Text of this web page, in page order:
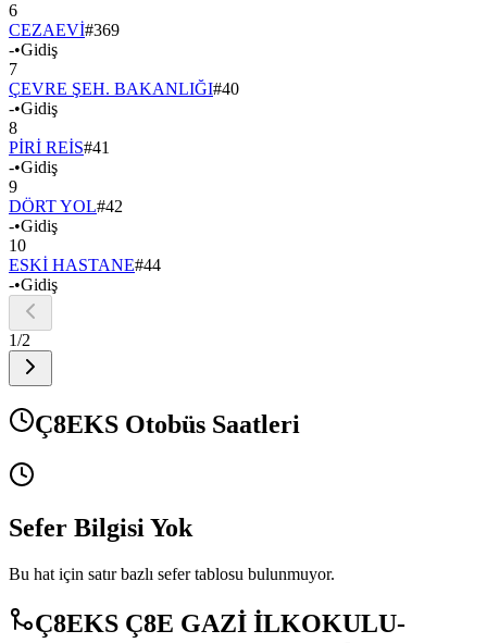
6
CEZAEVİ#369
-•Gidiş
7
ÇEVRE ŞEH. BAKANLIĞI#40
-•Gidiş
8
PİRİ REİS#41
-•Gidiş
9
DÖRT YOL#42
-•Gidiş
10
ESKİ HASTANE#44
-•Gidiş
1/2
Ç8EKS Otobüs Saatleri
Sefer Bilgisi Yok
Bu hat için satır bazlı sefer tablosu bulunmuyor.
Ç8EKS Ç8E GAZİ İLKOKULU-